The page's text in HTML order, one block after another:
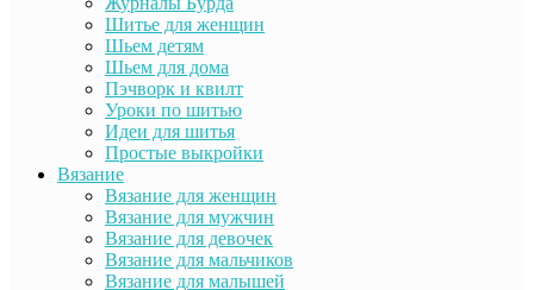
Шитье для женщин
Шьем детям
Шьем для дома
Пэчворк и квилт
Уроки по шитью
Идеи для шитья
Простые выкройки
Вязание
Вязание для женщин
Вязание для мужчин
Вязание для девочек
Вязание для мальчиков
Вязание для малышей